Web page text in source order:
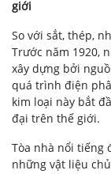
giới
So với sắt, thép,
Trước năm 1920,
xây dựng bởi
quá trình điện
kim loại này bắt
đại trên thế giới.
Tòa nhà nổi tiếng
những vật liệu